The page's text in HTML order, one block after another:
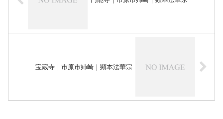
宝蔵寺｜市原市姉崎｜顕本法華宗